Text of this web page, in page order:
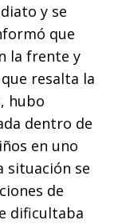
y se
que
la frente y
resalta la
hubo
dentro de
en uno
situación se
de
dificultaba